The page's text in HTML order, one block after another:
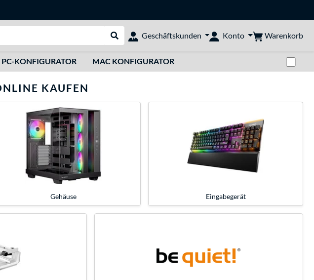
Suche durchführen
Geschäftskunden Konto Warenkorb
PC-KONFIGURATOR MAC KONFIGURATOR
KAUFEN
Gehäuse Eingabegerät